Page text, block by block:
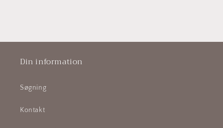
Din information
Søgning
Kontakt